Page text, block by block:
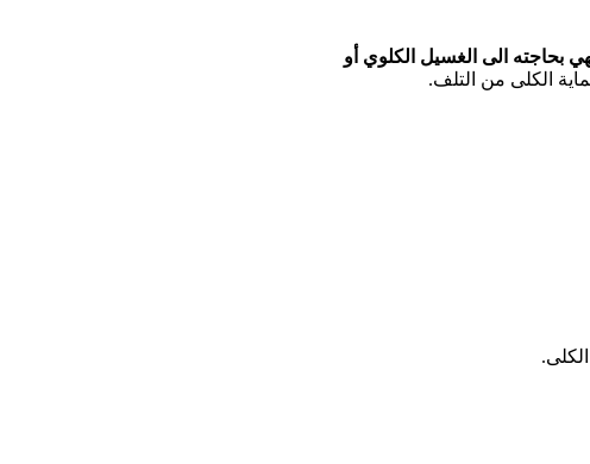
بحاجته الى الغسيل الكلوي أو
الكلى من التلف.